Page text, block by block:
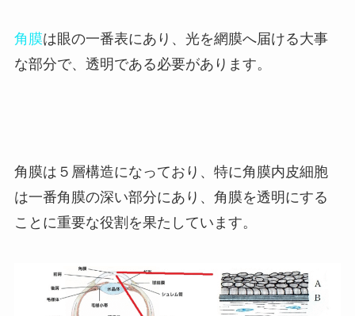
角膜は眼の一番表にあり、光を網膜へ届ける大事
な部分で、透明である必要があります。
角膜は５層構造になっており、特に角膜内皮細胞
は一番角膜の深い部分にあり、角膜を透明にする
ことに重要な役割を果たしています。